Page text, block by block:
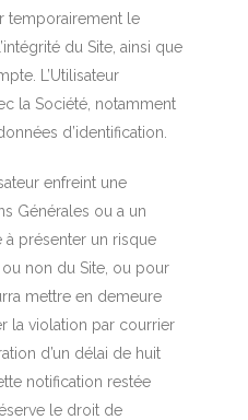
temporairement le
du Site, ainsi que
L’Utilisateur
la Société, notamment
d’identification.
enfreint une
Générales ou a un
présenter un risque
non du Site, ou pour
mettre en demeure
la violation par courrier
d’un délai de huit
notification restée
le droit de